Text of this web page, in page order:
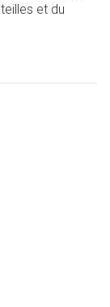
et du